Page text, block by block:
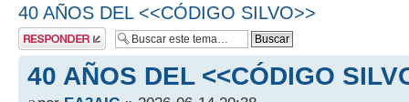
40 AÑOS DEL <<CÓDIGO SILVO>>
Publicar una
respuesta
40 AÑOS DEL <<CÓDIGO